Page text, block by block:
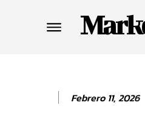
Febrero 11, 2026